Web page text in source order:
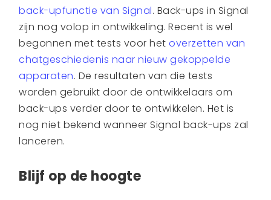
back-upfunctie van Signal. Back-ups in Signal
zijn nog volop in ontwikkeling. Recent is wel
begonnen met tests voor hetoverzetten van
chatgeschiedenis naar nieuw gekoppelde
apparaten. De resultaten van die tests
worden gebruikt door de ontwikkelaars om
back-ups verder door te ontwikkelen. Het is
nog niet bekend wanneer Signal back-ups zal
lanceren.
Blijf op de hoogte